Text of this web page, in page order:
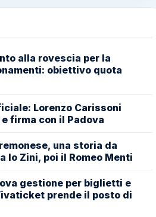
alla rovescia per la
obiettivo quota
Lorenzo Carissoni
firma con il Padova
una storia da
lo Zini, poi il Romeo Menti
gestione per biglietti e
prende il posto di